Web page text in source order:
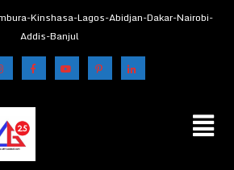
Kinshasa-Lagos-Abidjan-Dakar-Nairobi-
Addis-Banjul